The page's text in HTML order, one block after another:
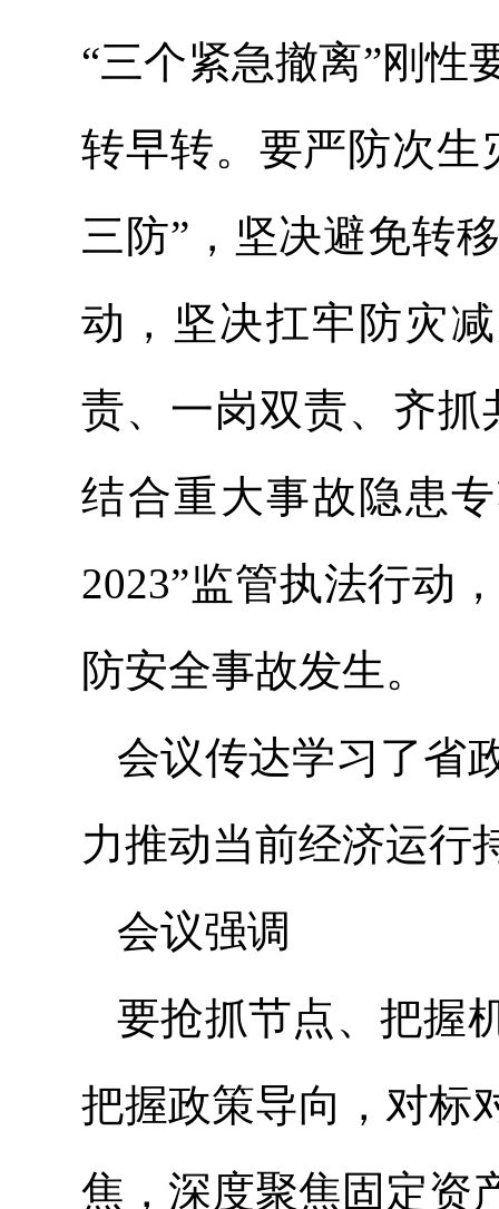
“三个紧急撤离”刚性
转早转。要严防次生
三防”，坚决避免转
动，坚决扛牢防灾
责、一岗双责、齐抓
结合重大事故隐患
2023”监管执法行动
防安全事故发生。
会议传达学习了省
力推动当前经济运行
会议强调
要抢抓节点、把握
把握政策导向，对标
焦，深度聚焦固定资